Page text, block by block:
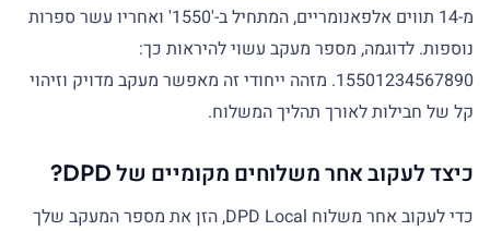
מ-14 תווים אלפאנומריים, המתחיל ב-'1550' ואחריו עשר ספרות
נוספות. לדוגמה, מספר מעקב עשוי להיראות כך:
15501234567890. מזהה ייחודי זה מאפשר מעקב מדויק וזיהוי
קל של חבילות לאורך תהליך המשלוח.
כיצד לעקוב אחר משלוחים מקומיים של DPD?
כדי לעקוב אחר משלוח DPD Local, הזן את מספר המעקב שלך